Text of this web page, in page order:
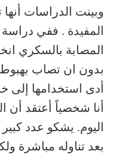
وبينت الدراسات
المفيدة . ففي
المصابة بالسكري
أدى استخدامها إلى
أنا شخصياً أعتقد أن
اليوم. يشكو عدد
بعد تناوله مباشرة